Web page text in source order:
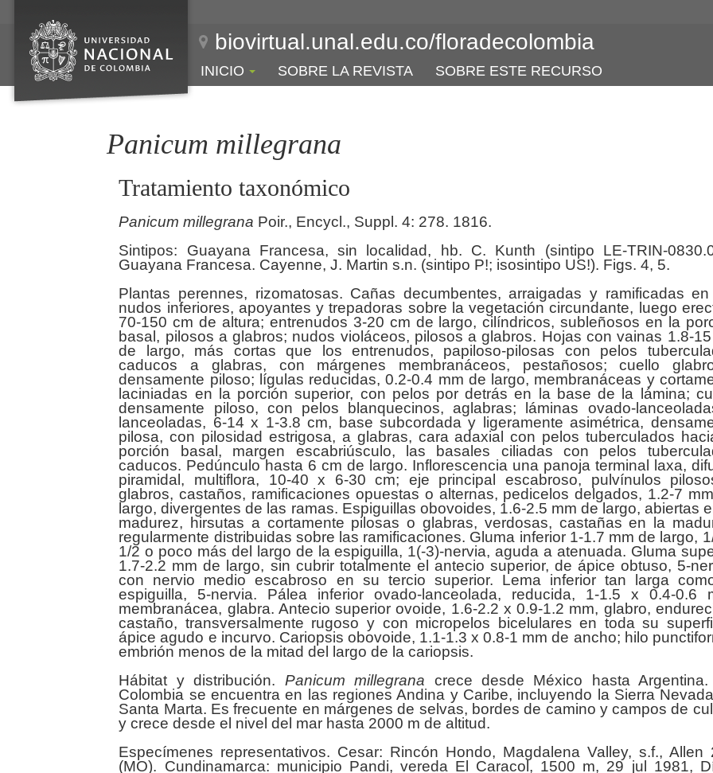
biovirtual.unal.edu.co/floradecolombia
INICIO SOBRE LA REVISTA SOBRE ESTE RECURSO
Panicum millegrana
Tratamiento taxonómico
Panicum millegrana Poir., Encycl., Suppl. 4: 278. 1816.
Sintipos: Guayana Francesa, sin localidad, hb. C. Kunth (sintipo LE-TRIN-
Guayana Francesa. Cayenne, J. Martin s.n. (sintipo P!; isosintipo US!). Figs. 4, 5.
Plantas perennes, rizomatosas. Cañas decumbentes, arraigadas y ramificadas
nudos inferiores, apoyantes y trepadoras sobre la vegetación circundante, luego
70-150 cm de altura; entrenudos 3-20 cm de largo, cilíndricos, subleñosos en la
basal, pilosos a glabros; nudos violáceos, pilosos a glabros. Hojas con vainas 1.8-
de largo, más cortas que los entrenudos, papiloso-pilosas con pelos
caducos a glabras, con márgenes membranáceos, pestañosos; cuello
densamente piloso; lígulas reducidas, 0.2-0.4 mm de largo, membranáceas y
laciniadas en la porción superior, con pelos por detrás en la base de la lámina;
densamente piloso, con pelos blanquecinos, aglabras; láminas ovado-
lanceoladas, 6-14 x 1-3.8 cm, base subcordada y ligeramente asimétrica,
pilosa, con pilosidad estrigosa, a glabras, cara adaxial con pelos tuberculados
porción basal, margen escabriúsculo, las basales ciliadas con pelos
caducos. Pedúnculo hasta 6 cm de largo. Inflorescencia una panoja terminal laxa,
piramidal, multiflora, 10-40 x 6-30 cm; eje principal escabroso, pulvínulos
glabros, castaños, ramificaciones opuestas o alternas, pedicelos delgados, 1.2-7
largo, divergentes de las ramas. Espiguillas obovoides, 1.6-2.5 mm de largo, abiertas
madurez, hirsutas a cortamente pilosas o glabras, verdosas, castañas en la
regularmente distribuidas sobre las ramificaciones. Gluma inferior 1-1.7 mm de largo,
1/2 o poco más del largo de la espiguilla, 1(-3)-nervia, aguda a atenuada. Gluma
1.7-2.2 mm de largo, sin cubrir totalmente el antecio superior, de ápice obtuso, 5-
con nervio medio escabroso en su tercio superior. Lema inferior tan larga
espiguilla, 5-nervia. Pálea inferior ovado-lanceolada, reducida, 1-1.5 x 0.4-0.6
membranácea, glabra. Antecio superior ovoide, 1.6-2.2 x 0.9-1.2 mm, glabro,
castaño, transversalmente rugoso y con micropelos bicelulares en toda su
ápice agudo e incurvo. Cariopsis obovoide, 1.1-1.3 x 0.8-1 mm de ancho; hilo
embrión menos de la mitad del largo de la cariopsis.
Hábitat y distribución. Panicum millegrana crece desde México hasta
Colombia se encuentra en las regiones Andina y Caribe, incluyendo la Sierra
Santa Marta. Es frecuente en márgenes de selvas, bordes de camino y campos de
y crece desde el nivel del mar hasta 2000 m de altitud.
Especímenes representativos. Cesar: Rincón Hondo, Magdalena Valley, s.f., Allen
(MO). Cundinamarca: municipio Pandi, vereda El Caracol, 1500 m, 29 jul 1981,